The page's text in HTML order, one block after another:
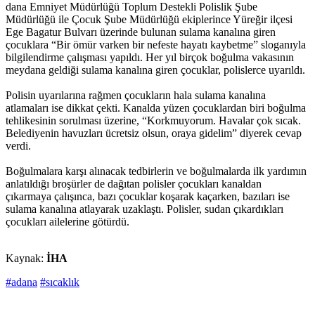
dana Emniyet Müdürlüğü Toplum Destekli Polislik Şube
Müdürlüğü ile Çocuk Şube Müdürlüğü ekiplerince Yüreğir ilçesi
Ege Bagatur Bulvarı üzerinde bulunan sulama kanalına giren
çocuklara “Bir ömür varken bir nefeste hayatı kaybetme” sloganıyla
bilgilendirme çalışması yapıldı. Her yıl birçok boğulma vakasının
meydana geldiği sulama kanalına giren çocuklar, polislerce uyarıldı.
Polisin uyarılarına rağmen çocukların hala sulama kanalına
atlamaları ise dikkat çekti. Kanalda yüzen çocuklardan biri boğulma
tehlikesinin sorulması üzerine, “Korkmuyorum. Havalar çok sıcak.
Belediyenin havuzları ücretsiz olsun, oraya gidelim” diyerek cevap
verdi.
Boğulmalara karşı alınacak tedbirlerin ve boğulmalarda ilk yardımın
anlatıldığı broşürler de dağıtan polisler çocukları kanaldan
çıkarmaya çalışınca, bazı çocuklar koşarak kaçarken, bazıları ise
sulama kanalına atlayarak uzaklaştı. Polisler, sudan çıkardıkları
çocukları ailelerine götürdü.
Kaynak: İHA
#adana #sıcaklık